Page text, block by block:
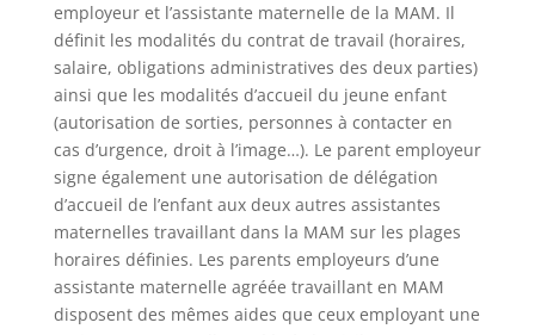
employeur et l’assistante maternelle de la MAM. Il
définit les modalités du contrat de travail (horaires,
salaire, obligations administratives des deux parties)
ainsi que les modalités d’accueil du jeune enfant
(autorisation de sorties, personnes à contacter en
cas d’urgence, droit à l’image…). Le parent employeur
signe également une autorisation de délégation
d’accueil de l’enfant aux deux autres assistantes
maternelles travaillant dans la MAM sur les plages
horaires définies. Les parents employeurs d’une
assistante maternelle agréée travaillant en MAM
disposent des mêmes aides que ceux employant une